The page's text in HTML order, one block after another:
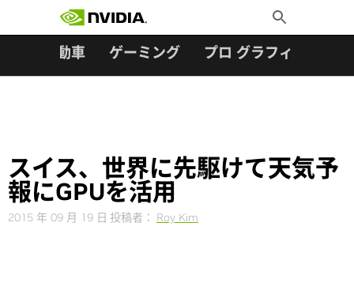
Toggle
Search
自動車 ゲーミング プロ グラフィックス
スイス、世界に先駆けて天気予
報にGPUを活用
2015 年 09 月 19 日 投稿者： Roy Kim